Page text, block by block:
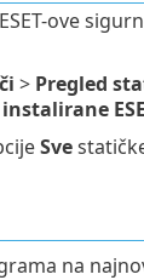
ove
> Pregled
Sve
na